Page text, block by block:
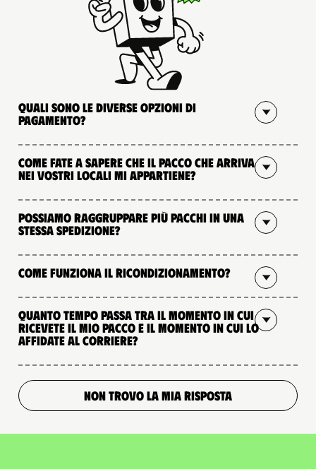
Quali sono le diverse opzioni di
pagamento?
Come fate a sapere che il pacco che arriva
nei vostri locali mi appartiene?
Possiamo raggruppare più pacchi in una
stessa spedizione?
Come funziona il ricondizionamento?
Quanto tempo passa tra il momento in cui
ricevete il mio pacco e il momento in cui lo
affidate al corriere?
NON TROVO LA MIA RISPOSTA